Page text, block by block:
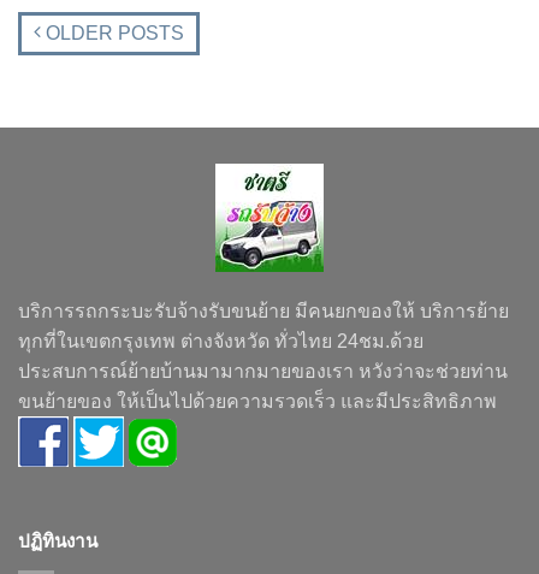
OLDER POSTS
บริการรถกระบะรับจ้างรับขนย้าย มีคนยกของให้ บริการย้าย
ทุกที่ในเขตกรุงเทพ ต่างจังหวัด ทั่วไทย 24ชม.ด้วย
ประสบการณ์ย้ายบ้านมามากมายของเรา หวังว่าจะช่วยท่าน
ขนย้ายของ ให้เป็นไปด้วยความรวดเร็ว และมีประสิทธิภาพ
ปฏิทินงาน